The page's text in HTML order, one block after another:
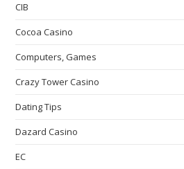
CIB
Cocoa Casino
Computers, Games
Crazy Tower Сasino
Dating Tips
Dazard Casino
EC